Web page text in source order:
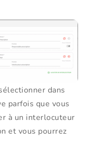
dans
parfois que vous
à un interlocuteur
et vous pourrez